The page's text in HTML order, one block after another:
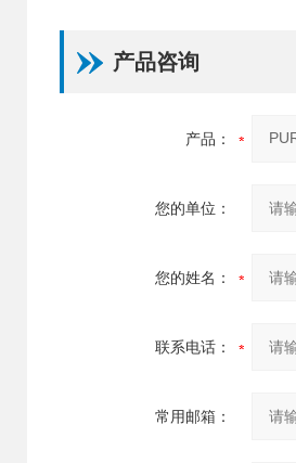
产品咨询
产品：
您的单位：
您的姓名：
联系电话：
常用邮箱：